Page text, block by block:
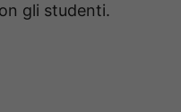
gli studenti.